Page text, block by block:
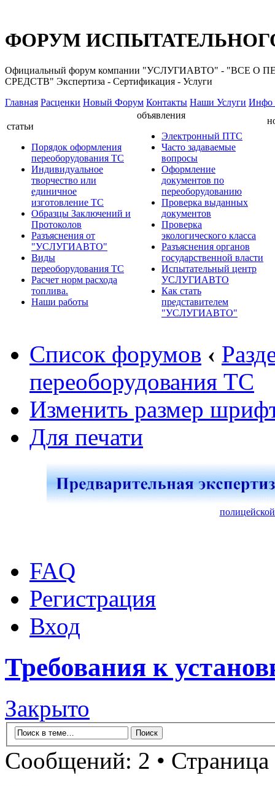
ФОРУМ
Официальный форум компании "УСЛУГИАВТО" -
СРЕДСТВ" Экспертиза - Сертификация - Услуги
Главная Расценки Новый Форум Контакты Наши Услуги Инфо
статьи
Порядок оформления
переоборудования ТС
Индивидуальное
творчество или
единичное
изготовление ТС
Образцы Заключений и
Протоколов
Разъяснения от
"УСЛУГИАВТО"
Виды
переоборудования ТС
Расчет норм расхода
топлива.
Наши работы
объявления
Электронный ПТС
Часто задаваемые
вопросы
Оформление
документов по
переоборудованию
Проверка выданных
документов
Проверка
экологического класса
Разъяснения органов
государственной власти
Испытательный центр
УСЛУГИАВТО
Как стать
представителем
"УСЛУГИАВТО"
Список форумов ‹
переоборудования ТС
Изменить размер
Для печати
FAQ
Регистрация
Вход
Требования к
Закрыто
Сообщений: 2 • Страница